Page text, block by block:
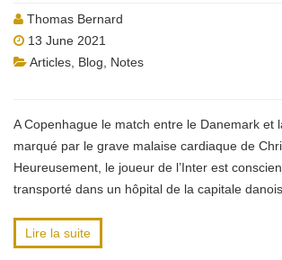
Thomas Bernard
13 June 2021
Articles Blog
Notes
A Copenhague le match entre le Danemark et
marqué par le grave malaise cardiaque de
Heureusement, le joueur de l’Inter est
transporté dans un hôpital de la capitale
Lire la suite